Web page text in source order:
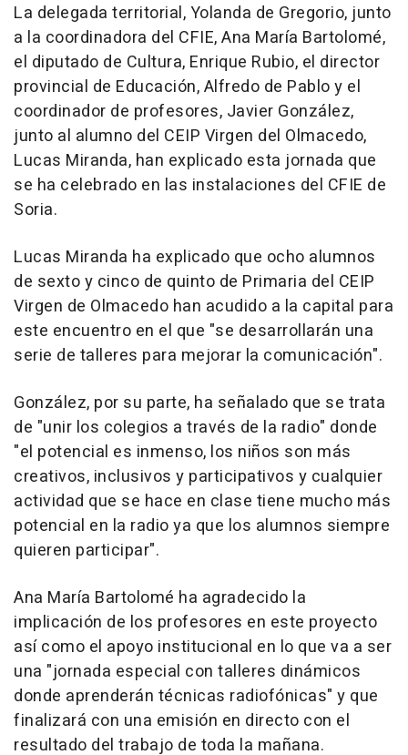
La delegada territorial, Yolanda de Gregorio, junto
a la coordinadora del CFIE, Ana María Bartolomé,
el diputado de Cultura, Enrique Rubio, el director
provincial de Educación, Alfredo de Pablo y el
coordinador de profesores, Javier González,
junto al alumno del CEIP Virgen del Olmacedo,
Lucas Miranda, han explicado esta jornada que
se ha celebrado en las instalaciones del CFIE de
Soria.
Lucas Miranda ha explicado que ocho alumnos
de sexto y cinco de quinto de Primaria del CEIP
Virgen de Olmacedo han acudido a la capital para
este encuentro en el que "se desarrollarán una
serie de talleres para mejorar la comunicación".
González, por su parte, ha señalado que se trata
de "unir los colegios a través de la radio" donde
"el potencial es inmenso, los niños son más
creativos, inclusivos y participativos y cualquier
actividad que se hace en clase tiene mucho más
potencial en la radio ya que los alumnos siempre
quieren participar".
Ana María Bartolomé ha agradecido la
implicación de los profesores en este proyecto
así como el apoyo institucional en lo que va a ser
una "jornada especial con talleres dinámicos
donde aprenderán técnicas radiofónicas" y que
finalizará con una emisión en directo con el
resultado del trabajo de toda la mañana.